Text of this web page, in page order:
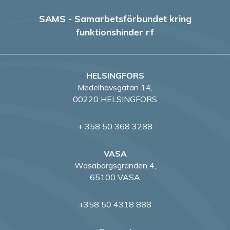
i
SAMS - Samarbetsförbundet kring
funktionshinder rf
HELSINGFORS
Medelhavsgatan 14,
00220 HELSINGFORS
+ 358 50 368 3288
VASA
Wasaborgsgränden 4,
65100 VASA
+358 50 4318 888